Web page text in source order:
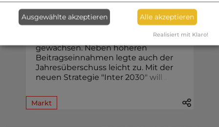
Beiträge
Die Inter Versicherungsgruppe ist
2025 in allen Versicherungssparten
gewachsen. Neben höheren
Beitragseinnahmen legte auch der
Jahresüberschuss leicht zu. Mit der
neuen Strategie "Inter 2030" will
Markt
Ausgewählte akzeptieren Alle akzeptieren
Realisiert mit Klaro!